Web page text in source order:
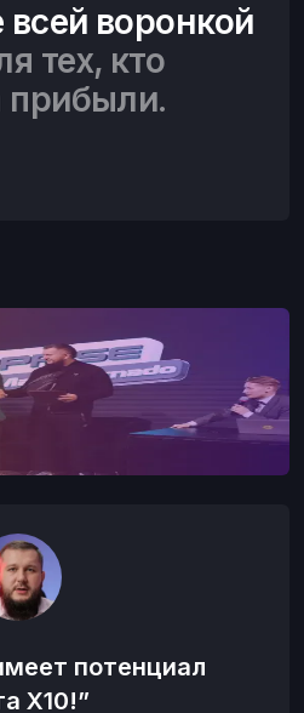
воронкой
тех, кто
прибыли.
потенциал
Х10!”